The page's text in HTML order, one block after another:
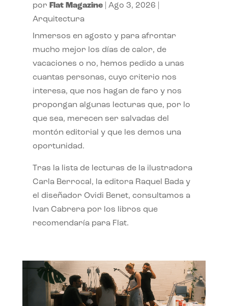
por Flat Magazine| Ago 3, 2026
Arquitectura
Inmersos en agosto y para afrontar
mucho mejor los días de calor, de
vacaciones o no, hemos pedido a unas
cuantas personas, cuyo criterio nos
interesa, que nos hagan de faro y nos
propongan algunas lecturas que, por lo
que sea, merecen ser salvadas del
montón editorial y que les demos una
oportunidad.
Tras la lista de lecturas de la ilustradora
Carla Berrocal, la editora Raquel Bada y
el diseñador Ovidi Benet, consultamos a
Ivan Cabrera por los libros que
recomendaría para Flat.